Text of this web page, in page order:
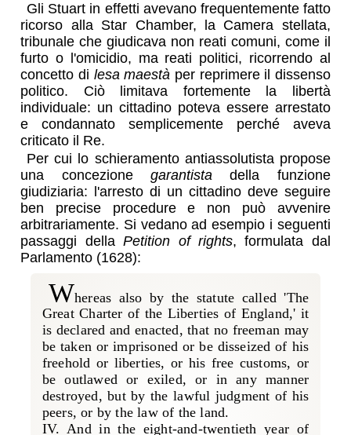
Gli Stuart in effetti avevano frequentemente fatto
ricorso alla Star Chamber, la Camera stellata,
tribunale che giudicava non reati comuni, come il
furto o l'omicidio, ma reati politici, ricorrendo al
concetto di lesa maestà per reprimere il dissenso
politico. Ciò limitava fortemente la libertà
individuale: un cittadino poteva essere arrestato
e condannato semplicemente perché aveva
criticato il Re.
Per cui lo schieramento antiassolutista propose
una concezione garantista della funzione
giudiziaria: l'arresto di un cittadino deve seguire
ben precise procedure e non può avvenire
arbitrariamente. Si vedano ad esempio i seguenti
passaggi dellaPetition of rights, formulata dal
Parlamento (1628):
whereas also by the statute called 'The
Great Charter of the Liberties of England,' it
is declared and enacted, that no freeman may
be taken or imprisoned or be disseized of his
freehold or liberties, or his free customs, or
be outlawed or exiled, or in any manner
destroyed, but by the lawful judgment of his
peers, or by the law of the land.
IV. And in the eight-and-twentieth year of